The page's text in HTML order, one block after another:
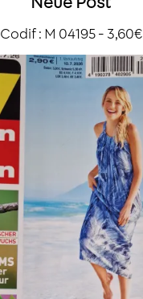
Codif : M 04195 - 3,60€